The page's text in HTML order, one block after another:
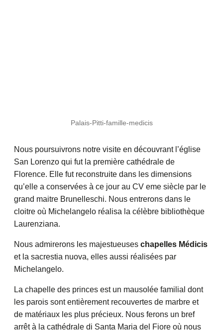
Palais-Pitti-famille-medicis
Nous poursuivrons notre visite en découvrant l’église
San Lorenzo qui fut la première cathédrale de
Florence. Elle fut reconstruite dans les dimensions
qu’elle a conservées à ce jour au CV eme siècle par le
grand maitre Brunelleschi. Nous entrerons dans le
cloitre où Michelangelo réalisa la célèbre bibliothèque
Laurenziana.
Nous admirerons les majestueuses chapelles Médicis
et la sacrestia nuova, elles aussi réalisées par
Michelangelo.
La chapelle des princes est un mausolée familial dont
les parois sont entièrement recouvertes de marbre et
de matériaux les plus précieux. Nous ferons un bref
arrêt à la cathédrale di Santa Maria del Fiore où nous